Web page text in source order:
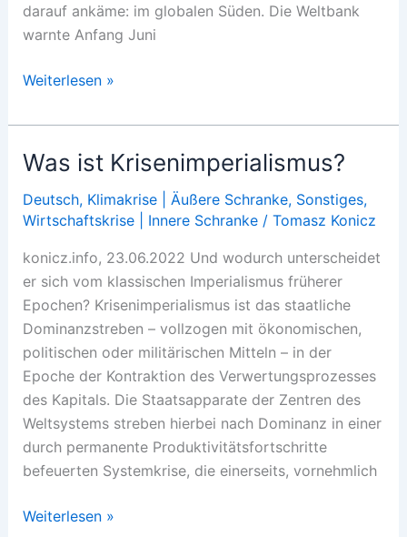
darauf ankäme: im globalen Süden. Die Weltbank
warnte Anfang Juni
Schuldenberge
Klimawandel
Weiterlesen »
Was ist Krisenimperialismus?
Deutsch, Klimakrise | Äußere Schranke, Sonstiges,
Wirtschaftskrise | Innere Schranke/ Tomasz Konicz
konicz.info, 23.06.2022 Und wodurch unterscheidet
er sich vom klassischen Imperialismus früherer
Epochen? Krisenimperialismus ist das staatliche
Dominanzstreben – vollzogen mit ökonomischen,
politischen oder militärischen Mitteln – in der
Epoche der Kontraktion des Verwertungsprozesses
des Kapitals. Die Staatsapparate der Zentren des
Weltsystems streben hierbei nach Dominanz in einer
durch permanente Produktivitätsfortschritte
befeuerten Systemkrise, die einerseits, vornehmlich
Was
Weiterlesen »